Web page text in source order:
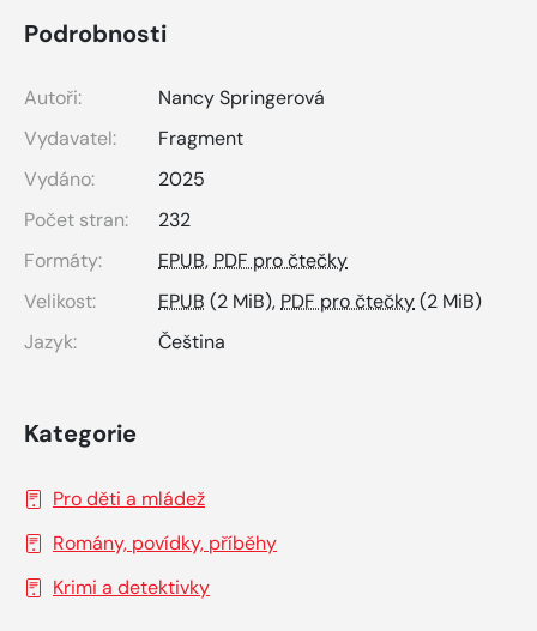
Podrobnosti
Autoři:
Nancy Springerová
Vydavatel:
Fragment
Vydáno:
2025
Počet stran:
232
Formáty:
EPUB, PDF pro čtečky
Velikost:
EPUB (2 MiB), PDF pro čtečky(2 MiB)
Jazyk:
Čeština
Kategorie
Pro děti a mládež
Romány, povídky, příběhy
Krimi a detektivky